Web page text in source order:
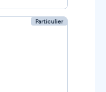
Particulier